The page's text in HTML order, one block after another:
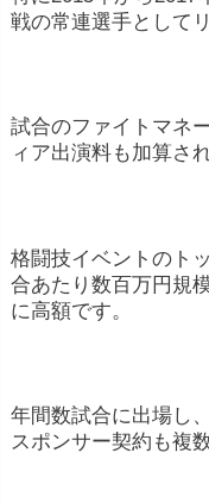
戦の常連選手として
試合のファイトマネ
ィア出演料も加算さ
格闘技イベントのト
合あたり数百万円規
に高額です。
年間数試合に出場し
スポンサー契約も複